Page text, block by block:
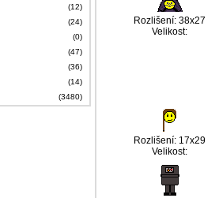
(12)
(24)
(0)
(47)
(36)
(14)
(3480)
Rozlišení: 38x27
Velikost:
Rozlišení: 17x29
Velikost: